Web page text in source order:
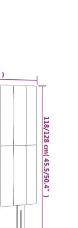
цел.
"Добави в
изберете броя
цел.
"Добави в
изберете броя
плаща
и
към тях:
на
на стойност до
стойността на
сума се
оскъпяване. За
се